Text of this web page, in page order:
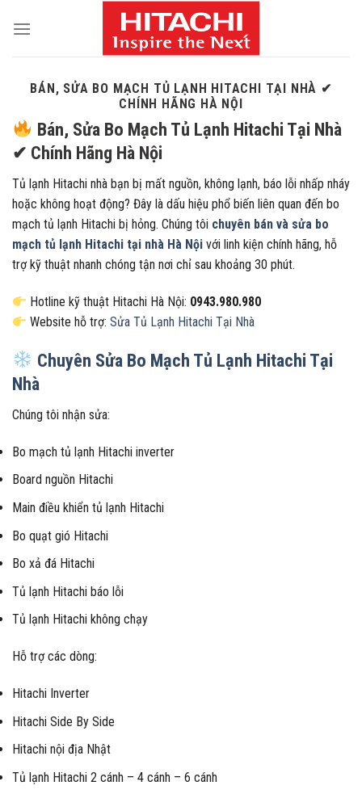
BÁN, SỬA BO MẠCH TỦ LẠNH HITACHI TẠI NHÀ ✔
CHÍNH HÃNG HÀ NỘI
Bán, Sửa Bo Mạch Tủ Lạnh Hitachi Tại Nhà
✔ Chính Hãng Hà Nội
Tủ lạnh Hitachi nhà bạn bị mất nguồn, không lạnh, báo lỗi nhấp nháy
hoặc không hoạt động? Đây là dấu hiệu phổ biến liên quan đến bo
mạch tủ lạnh Hitachi bị hỏng. Chúng tôi chuyên bán và sửa bo
mạch tủ lạnh Hitachi tại nhà Hà Nội với linh kiện chính hãng, hỗ
trợ kỹ thuật nhanh chóng tận nơi chỉ sau khoảng 30 phút.
Hotline kỹ thuật Hitachi Hà Nội: 0943.980.980
Website hỗ trợ:Sửa Tủ Lạnh Hitachi Tại Nhà
Chuyên Sửa Bo Mạch Tủ Lạnh Hitachi Tại
Nhà
Chúng tôi nhận sửa:
Bo mạch tủ lạnh Hitachi inverter
Board nguồn Hitachi
Main điều khiển tủ lạnh Hitachi
Bo quạt gió Hitachi
Bo xả đá Hitachi
Tủ lạnh Hitachi báo lỗi
Tủ lạnh Hitachi không chạy
Hỗ trợ các dòng:
Hitachi Inverter
Hitachi Side By Side
Hitachi nội địa Nhật
Tủ lạnh Hitachi 2 cánh – 4 cánh – 6 cánh